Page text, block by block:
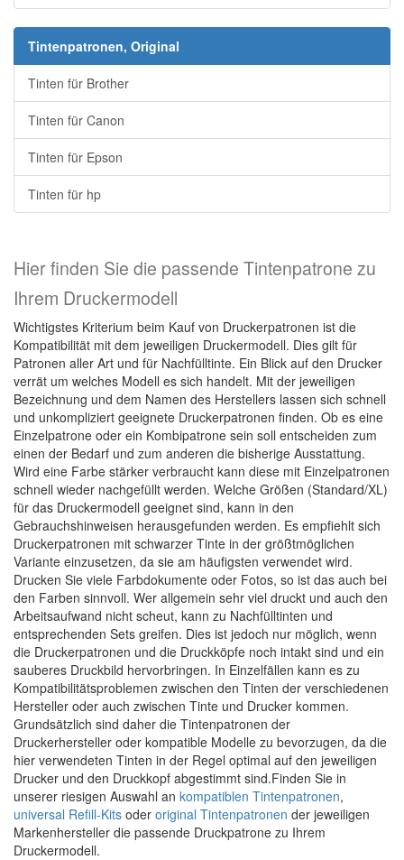
Tintenpatronen, Original
Tinten für Brother
Tinten für Canon
Tinten für Epson
Tinten für hp
Hier finden Sie die passende Tintenpatrone zu
Ihrem Druckermodell
Wichtigstes Kriterium beim Kauf von Druckerpatronen ist die
Kompatibilität mit dem jeweiligen Druckermodell. Dies gilt für
Patronen aller Art und für Nachfülltinte. Ein Blick auf den Drucker
verrät um welches Modell es sich handelt. Mit der jeweiligen
Bezeichnung und dem Namen des Herstellers lassen sich schnell
und unkompliziert geeignete Druckerpatronen finden. Ob es eine
Einzelpatrone oder ein Kombipatrone sein soll entscheiden zum
einen der Bedarf und zum anderen die bisherige Ausstattung.
Wird eine Farbe stärker verbraucht kann diese mit Einzelpatronen
schnell wieder nachgefüllt werden. Welche Größen (Standard/XL)
für das Druckermodell geeignet sind, kann in den
Gebrauchshinweisen herausgefunden werden. Es empfiehlt sich
Druckerpatronen mit schwarzer Tinte in der größtmöglichen
Variante einzusetzen, da sie am häufigsten verwendet wird.
Drucken Sie viele Farbdokumente oder Fotos, so ist das auch bei
den Farben sinnvoll. Wer allgemein sehr viel druckt und auch den
Arbeitsaufwand nicht scheut, kann zu Nachfülltinten und
entsprechenden Sets greifen. Dies ist jedoch nur möglich, wenn
die Druckerpatronen und die Druckköpfe noch intakt sind und ein
sauberes Druckbild hervorbringen. In Einzelfällen kann es zu
Kompatibilitätsproblemen zwischen den Tinten der verschiedenen
Hersteller oder auch zwischen Tinte und Drucker kommen.
Grundsätzlich sind daher die Tintenpatronen der
Druckerhersteller oder kompatible Modelle zu bevorzugen, da die
hier verwendeten Tinten in der Regel optimal auf den jeweiligen
Drucker und den Druckkopf abgestimmt sind.Finden Sie in
unserer riesigen Auswahl an kompatiblen Tintenpatronen,
universal Refill-Kits oder original Tintenpatronen der jeweiligen
Markenhersteller die passende Druckpatrone zu Ihrem
Druckermodell.